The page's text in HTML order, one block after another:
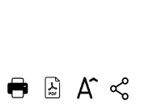
DEUTSCH